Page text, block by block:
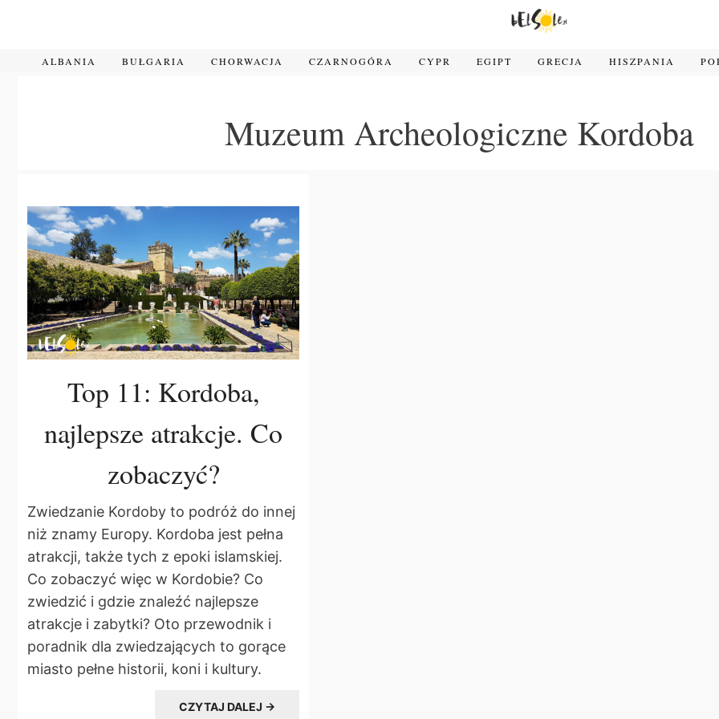
ALBANIA BUŁGARIA CHORWACJA CZARNOGÓRA CYPR EGIPT GRECJA HISZPANIA
Muzeum Archeologiczne Kordoba
Top 11: Kordoba,
najlepsze atrakcje. Co
zobaczyć?
Zwiedzanie Kordoby to podróż do innej
niż znamy Europy. Kordoba jest pełna
atrakcji, także tych z epoki islamskiej.
Co zobaczyć więc w Kordobie? Co
zwiedzić i gdzie znaleźć najlepsze
atrakcje i zabytki? Oto przewodnik i
poradnik dla zwiedzających to gorące
miasto pełne historii, koni i kultury.
CZYTAJ DALEJ →